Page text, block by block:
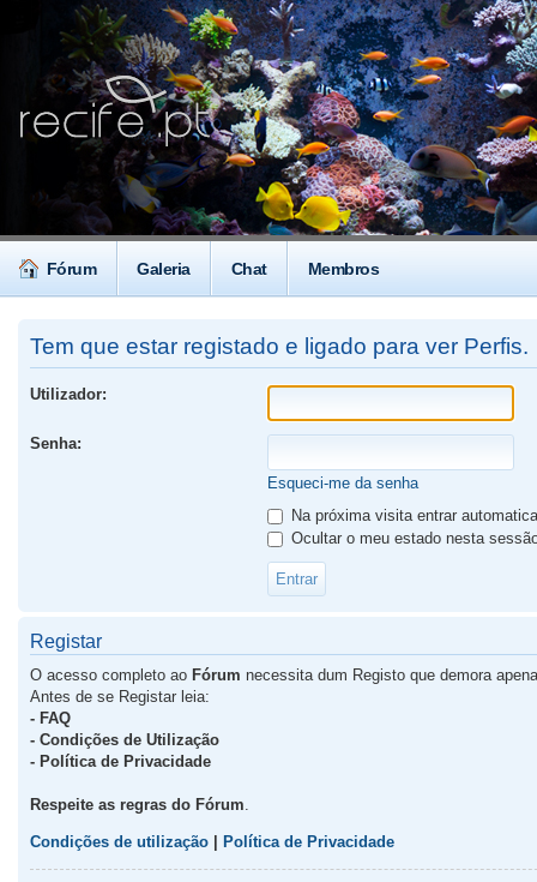
Fórum Galeria Chat Membros
Tem que estar registado e ligado para ver Perfis.
Utilizador:
Senha:
Esqueci-me da senha
Na próxima visita entrar
Ocultar o meu estado nesta
Registar
O acesso completo ao Fórum necessita dum Registo que demora
Antes de se Registar leia:
- FAQ
- Condições de Utilização
- Política de Privacidade
Respeite as regras do Fórum
Condições de utilização Política de Privacidade